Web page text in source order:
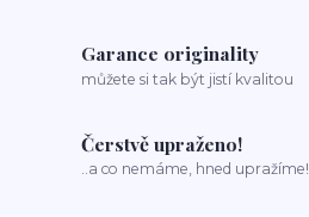
Garance originality
můžete si tak být jistí kvalitou
Čerstvě upraženo!
..a co nemáme, hned upražíme!